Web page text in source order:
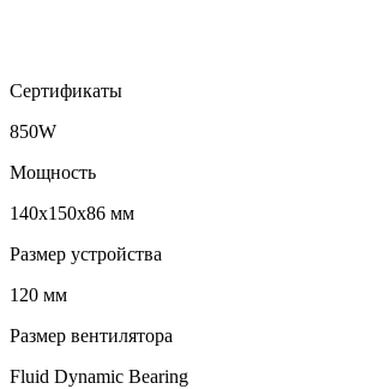
Сертификаты
850W
Мощность
140x150x86 мм
Размер устройства
120 мм
Размер вентилятора
Fluid Dynamic Bearing